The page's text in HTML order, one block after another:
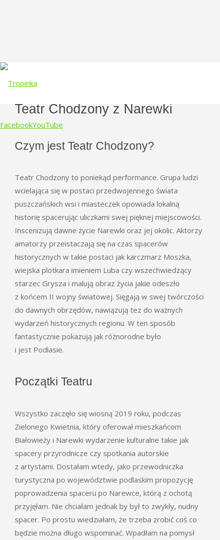
FacebookYouTube
content
Teatr Chodzony z Narewki
Czym jest Teatr Chodzony?
Teatr Chodzony to poniekąd performance. Grupa ludzi
wcielająca się w postaci przedwojennego świata
puszczańskich wsi i miasteczek opowiada lokalną
historię spacerując uliczkami swej pięknej miejscowości.
Inscenizują dawne życie Narewki oraz jej okolic. Aktorzy
amatorzy przeistaczają się na czas spacerów
historycznych w takie postaci jak karczmarz Moszka,
wiejska plotkara imieniem Luba czy wszechwiedzący
starzec Grysza i malują obraz życia jakie odeszło
z końcem II wojny światowej. Sięgają w swej twórczości
do dawnych obrzędów, nawiązują tez do ważnych
wydarzeń historycznych regionu. W ten sposób
fantastycznie pokazują jak różnorodne było
i jest Podlasie.
Początki Teatru
Wszystko zaczęło się wiosną 2019 roku, podczas
Zielonego Kwietnia, który oferował mieszkańcom
Białowieży i Narewki wydarzenie kulturalne takie jak
spacery przyrodnicze czy spotkania autorskie
z artystami. Dostałam wtedy, jako przewodniczka
turystyczna po województwie podlaskim propozycję
poprowadzenia spaceru po Narewce, którą z ochotą
przyjęłam. Nie chciałam jednak by był to zwykły, nudny
spacer. Po prostu wiedziałam, że trzeba zrobić coś co
będzie można długo wspominać. Wpadłam na pomysł